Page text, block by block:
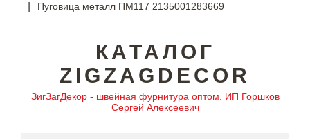
Пуговица металл ПМ117 2135001283669
КАТАЛОГ
ZIGZAGDECOR
ЗигЗагДекор - швейная фурнитура оптом. ИП Горшков
Сергей Алексеевич